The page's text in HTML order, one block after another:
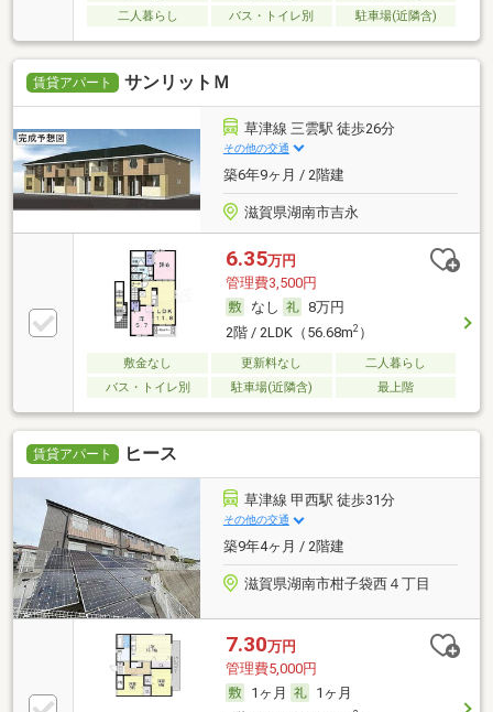
二人暮らし
バス・トイレ別 駐車場(近隣含)
賃貸アパート サンリットＭ
草津線 三雲駅 徒歩26分
その他の交通
築6年9ヶ月 / 2階建
滋賀県湖南市吉永
6.35万円
管理費3,500円
なし
8万円
2階 / 2LDK（56.68m2）
敷金なし 更新料なし
二人暮らし
バス・トイレ別
駐車場(近隣含) 最上階
賃貸アパート ヒース
草津線 甲西駅 徒歩31分
その他の交通
築9年4ヶ月 / 2階建
滋賀県湖南市柑子袋西４丁目
7.30万円
管理費5,000円
1ヶ月
1ヶ月